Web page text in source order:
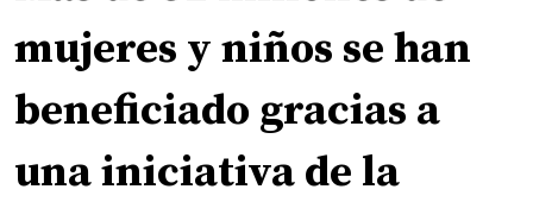
mujeres y niños se han
beneficiado gracias a
una iniciativa de la